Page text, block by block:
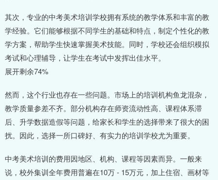
其次，专业的中考美术培训学校拥有系统的教学体系和丰富的教
学经验。它们能够根据不同学生的基础和特点，制定个性化的教
学方案，帮助学生快速掌握美术技能。同时，学校还会组织模拟
考试和心理辅导，让学生在考试中发挥出佳水平。
展开剩余74%
然而，这个行业也存在一些问题。市场上的培训机构鱼龙混杂，
教学质量参差不齐。部分机构存在师资流动性高、课程体系滞
后、升学数据造假等问题，给家长和学生的选择带来了很大的困
扰。因此，选择一所口碑好、有实力的培训学校尤为重要。
中考美术培训的费用因地区、机构、课程等因素而异。一般来
说，校外集训全年费用普遍在10万 - 15万元，加上住宿、画材等